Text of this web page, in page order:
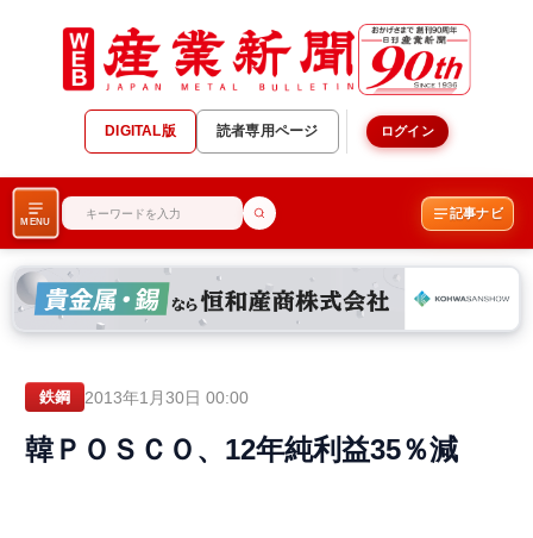
DIGITAL版 読者専用ページ ログイン
MENU
記事ナビ
鉄鋼 2013年1月30日 00:00
韓ＰＯＳＣＯ、12年純利益35％減